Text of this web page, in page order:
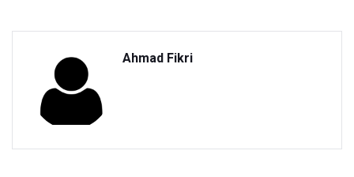
Ahmad Fikri